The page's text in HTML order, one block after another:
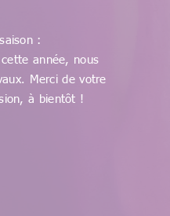
:
cette année, nous
Merci de votre
à bientôt !